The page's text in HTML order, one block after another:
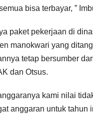
bisa terbayar, ”
paket pekerjaan di
manokwari yang
tetap bersumber
dan Otsus.
kami nilai
anggaran untuk tahun